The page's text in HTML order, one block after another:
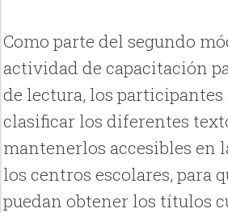
Como parte del segundo
actividad de capacitación
de lectura, los participantes
clasificar los diferentes
mantenerlos accesibles en
los centros escolares, para
puedan obtener los títulos